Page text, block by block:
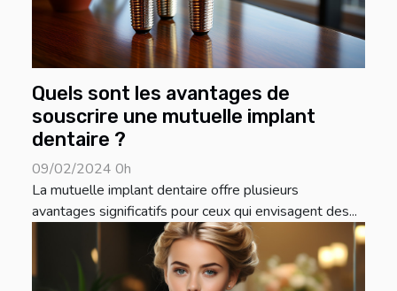
Quels sont les avantages de
souscrire une mutuelle implant
dentaire ?
09/02/2024 0h
La mutuelle implant dentaire offre plusieurs
avantages significatifs pour ceux qui envisagent des...